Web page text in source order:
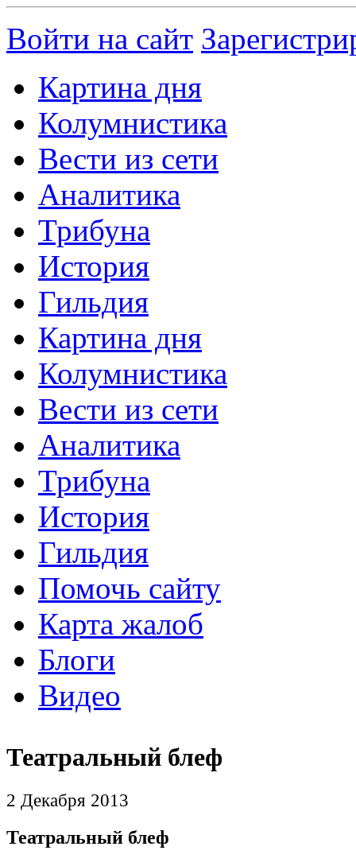
Войти на сайт
Картина дня
Колумнистика
Вести из сети
Аналитика
Трибуна
История
Гильдия
Картина дня
Колумнистика
Вести из сети
Аналитика
Трибуна
История
Гильдия
Помочь сайту
Карта жалоб
Блоги
Видео
Театральный блеф
2 Декабря 2013
Театральный блеф